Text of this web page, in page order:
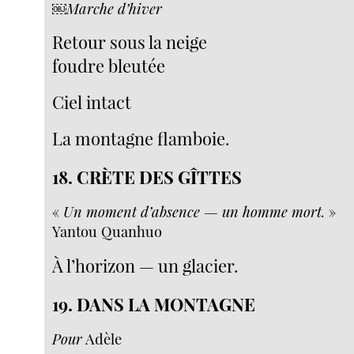
￼Marche d’hiver
Retour sous la neige
foudre bleutée
Ciel intact
La montagne flamboie.
18. CRÈTE DES GÎTTES
« Un moment d’absence — un homme mort. »
Yantou Quanhuo
À l’horizon — un glacier.
19. DANS LA MONTAGNE
PourAdèle